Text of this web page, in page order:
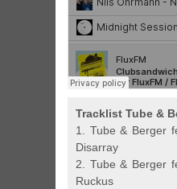
Tracklist Tube &
1. Tube & Berger
Disarray
2. Tube & Berger
Ruckus